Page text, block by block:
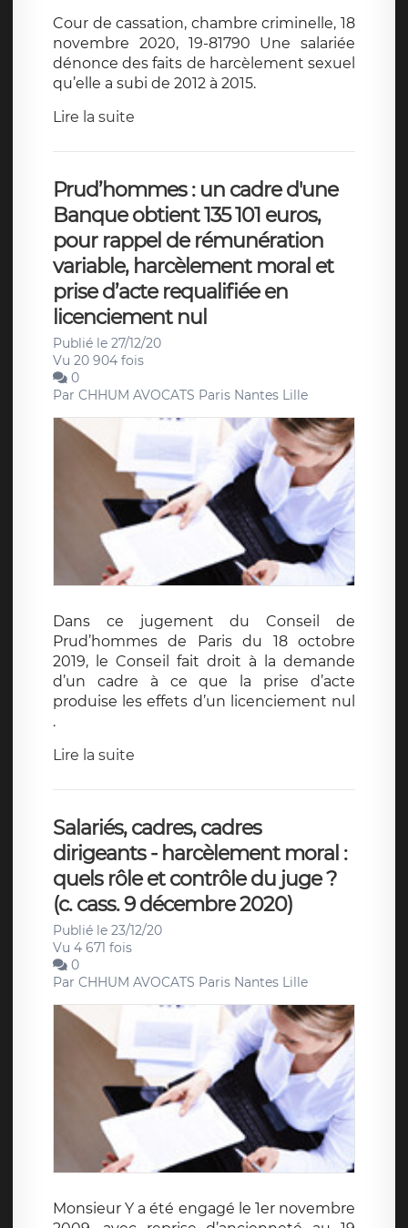
Cour de cassation, chambre criminelle, 18
novembre 2020, 19-81790 Une salariée
dénonce des faits de harcèlement sexuel
qu’elle a subi de 2012 à 2015.
Lire la suite
Prud’hommes : un cadre d'une
Banque obtient 135 101 euros,
pour rappel de rémunération
variable, harcèlement moral et
prise d’acte requalifiée en
licenciement nul
Publié le 27/12/20
Vu 20 904 fois
0
Par CHHUM AVOCATS Paris Nantes Lille
Dans ce jugement du Conseil de
Prud’hommes de Paris du 18 octobre
2019, le Conseil fait droit à la demande
d’un cadre à ce que la prise d’acte
produise les effets d’un licenciement nul
.
Lire la suite
Salariés, cadres, cadres
dirigeants - harcèlement moral :
quels rôle et contrôle du juge ?
(c. cass. 9 décembre 2020)
Publié le 23/12/20
Vu 4 671 fois
0
Par CHHUM AVOCATS Paris Nantes Lille
Monsieur Y a été engagé le 1er novembre